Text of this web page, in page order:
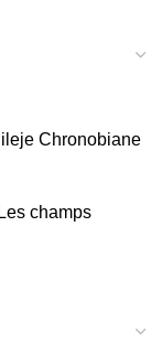
Chronobiane
Les champs